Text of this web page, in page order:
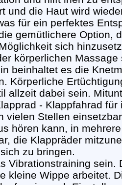
und die Haut wird
für ein perfektes
gemütlichere Option,
sich
körperlichen
beinhaltet es die
Körperliche
allzeit dabei sein.
- Klappfahrad
vielen Stellen
hören kann, in
die Klappräder
zu bringen.
Vibrationstraining sein.
kleine Wippe arbeitet.